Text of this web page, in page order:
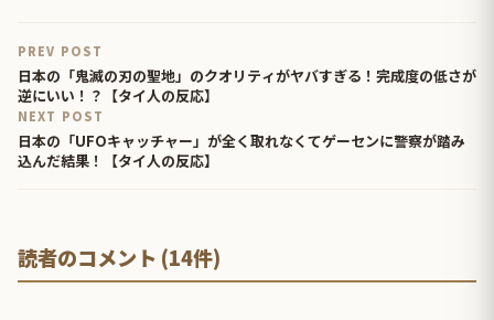
PREV POST
日本の「鬼滅の刃の聖地」のクオリティがヤバすぎる！完成度の低さが
逆にいい！？【タイ人の反応】
NEXT POST
日本の「UFOキャッチャー」が全く取れなくてゲーセンに警察が踏み
込んだ結果！【タイ人の反応】
読者のコメント (14件)